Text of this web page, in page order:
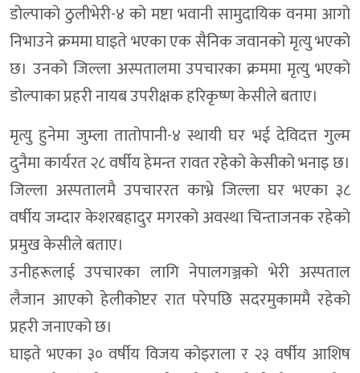
डोल्पाको ठुलीभेरी-४ को मष्टा भवानी सामुदायिक वनमा आगो
निभाउने क्रममा घाइते भएका एक सैनिक जवानको मृत्यु भएको
छ। उनको जिल्ला अस्पतालमा उपचारका क्रममा मृत्यु भएको
डोल्पाका प्रहरी नायब उपरीक्षक हरिकृष्ण केसीले बताए।
मृत्यु हुनेमा जुम्ला तातोपानी-४ स्थायी घर भई देविदत्त गुल्म
दुनैमा कार्यरत २८ वर्षीय हेमन्त रावत रहेको केसीको भनाइ छ।
जिल्ला अस्पतालमै उपचाररत काभ्रे जिल्ला घर भएका ३८
वर्षीय जम्दार केशरबहादुर मगरको अवस्था चिन्ताजनक रहेको
प्रमुख केसीले बताए।
उनीहरूलाई उपचारका लागि नेपालगञ्जको भेरी अस्पताल
लैजान आएको हेलीकोप्टर रात परेपछि सदरमुकाममै रहेको
प्रहरी जनाएको छ।
घाइते भएका ३० वर्षीय विजय कोइराला र २३ वर्षीय आशिष